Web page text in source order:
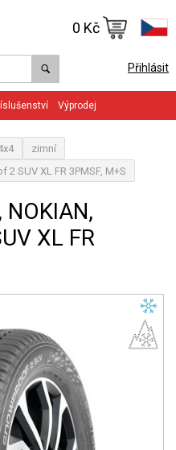
Přihlásit
0 Kč
Výprodej
zimní
SUV XL FR 3PMSF, M+S
XL FR